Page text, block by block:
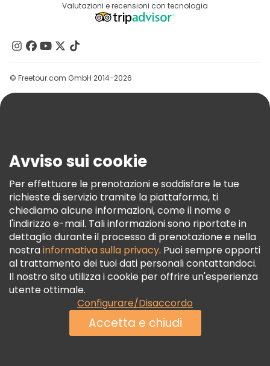
Programma Di Affiliazione
Destinazioni
Contattaci
Gruppi
Aiuto
Termini E Condizioni
Informativa Sui Cookie
Freetour Premi
Programma Di Fidelizzazione
Valutazioni e recensioni con tecnologia
© Freetour.com GmbH 2014-2026
Avviso sui cookie
Per effettuare le prenotazioni e soddisfare le tue
richieste di servizio tramite la piattaforma, ti
chiediamo alcune informazioni, come il nome e
l'indirizzo e-mail. Tali informazioni sono riportate in
dettaglio durante il processo di prenotazione e nella
nostrainformativa sulla privacy. Puoi sempre opporti
al trattamento dei tuoi dati personali contattandoci.
Il nostro sito utilizza i cookie per offrire un'esperienza
utente ottimale.
Configurare/Disaccordo
Accetta e chiudi